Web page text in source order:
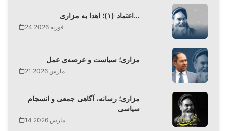
اعتماد (۱)؛ اهدا به مزاری…
24 فوریه 2026
مزاری؛ سیاست و عرصه‌ی عمل
21 مارس 2026
مزاری؛ رسانه، آگاهی جمعی و انسجام
سیاسی
14 مارس 2026